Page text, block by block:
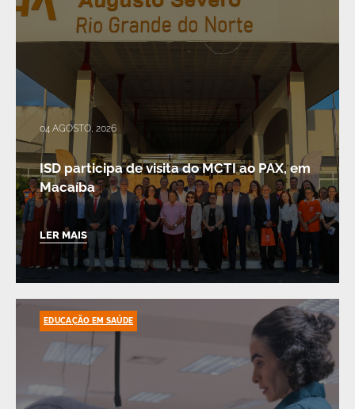
04 AGOSTO, 2026
ISD participa de visita do MCTI ao PAX, em
Macaíba
LER MAIS
EDUCAÇÃO EM SAÚDE